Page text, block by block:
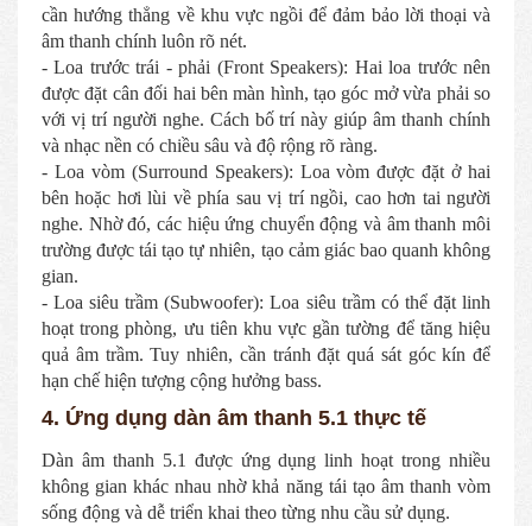
cần hướng thẳng về khu vực ngồi để đảm bảo lời thoại và
âm thanh chính luôn rõ nét.
- Loa trước trái - phải (Front Speakers): Hai loa trước nên
được đặt cân đối hai bên màn hình, tạo góc mở vừa phải so
với vị trí người nghe. Cách bố trí này giúp âm thanh chính
và nhạc nền có chiều sâu và độ rộng rõ ràng.
- Loa vòm (Surround Speakers): Loa vòm được đặt ở hai
bên hoặc hơi lùi về phía sau vị trí ngồi, cao hơn tai người
nghe. Nhờ đó, các hiệu ứng chuyển động và âm thanh môi
trường được tái tạo tự nhiên, tạo cảm giác bao quanh không
gian.
- Loa siêu trầm (Subwoofer): Loa siêu trầm có thể đặt linh
hoạt trong phòng, ưu tiên khu vực gần tường để tăng hiệu
quả âm trầm. Tuy nhiên, cần tránh đặt quá sát góc kín để
hạn chế hiện tượng cộng hưởng bass.
4. Ứng dụng dàn âm thanh 5.1 thực tế
Dàn âm thanh 5.1 được ứng dụng linh hoạt trong nhiều
không gian khác nhau nhờ khả năng tái tạo âm thanh vòm
sống động và dễ triển khai theo từng nhu cầu sử dụng.